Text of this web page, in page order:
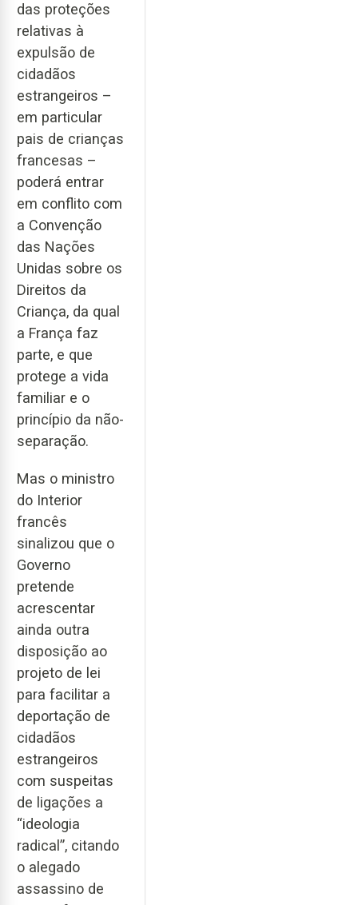
das proteções
relativas à
expulsão de
cidadãos
estrangeiros –
em particular
pais de crianças
francesas –
poderá entrar
em conflito com
a Convenção
das Nações
Unidas sobre os
Direitos da
Criança, da qual
a França faz
parte, e que
protege a vida
familiar e o
princípio da não-
separação.
Mas o ministro
do Interior
francês
sinalizou que o
Governo
pretende
acrescentar
ainda outra
disposição ao
projeto de lei
para facilitar a
deportação de
cidadãos
estrangeiros
com suspeitas
de ligações a
“ideologia
radical”, citando
o alegado
assassino de